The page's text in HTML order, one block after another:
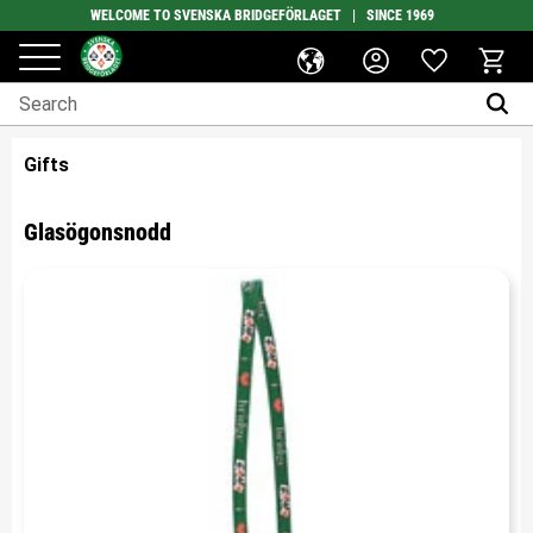
Menu
WELCOME TO SVENSKA BRIDGEFÖRLAGET | SINCE 1969
Favorites
Basket
Gifts
Glasögonsnodd